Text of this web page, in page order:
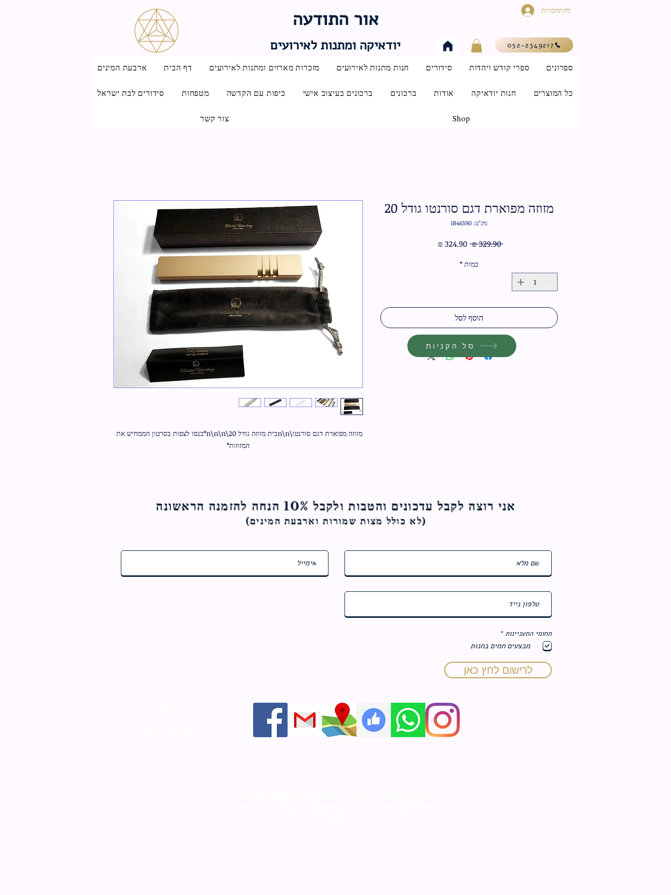
אור התודעה
יודאיקה ומתנות לאירועים
להתחברות
052-2349217
ארבעת המינים דף הבית מזכרות מארזים ומתנות לאירועים חנות מתנות לאירועים סידורים ספרי קודש ויהדות ספרונים
סידורים לבת ישראל מטפחות כיפות עם הקדשה ברכונים בעיצוב אישי ברכונים אודות חנות יודאיקה כל המוצרים
צור קשר Shop
המזוזות*
מזוזה מפוארת דגם סורנטו גודל 20
מק"ט: IB46590
‏329.90 ‏₪
מחיר
‏324.90 ‏₪
כמות *
הוסף לסל
סל הקניות
אני רוצה לקבל עדכונים והטבות ולקבל 10% הנחה להזמנה הראשונה
(לא כולל מצות שמורות וארבעת המינים)
תחומי התעניינות *
ב
מבצעים חמים בחנות
לרישום לחץ כאן